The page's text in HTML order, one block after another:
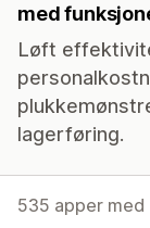
med
Løft
lagerføring.
535 apper med